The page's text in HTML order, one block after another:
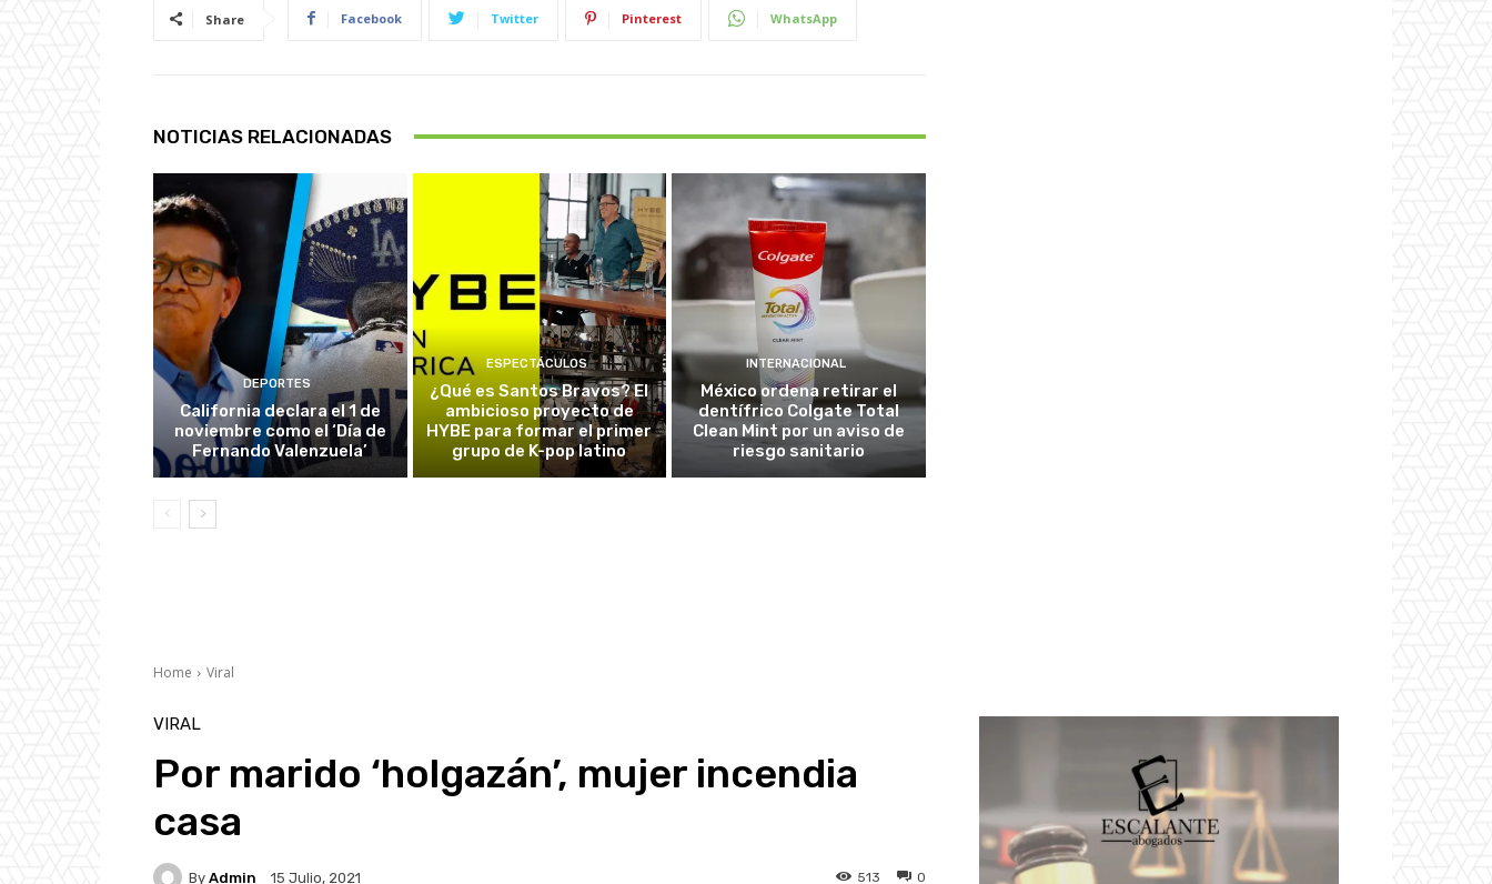
Share Facebook Twitter Pinterest WhatsApp
NOTICIAS RELACIONADAS
DEPORTES
California declara el 1 de
noviembre como el ‘Día de
Fernando Valenzuela’
ESPECTÁCULOS
¿Qué es Santos Bravos? El
ambicioso proyecto de
HYBE para formar el primer
grupo de K-pop latino
INTERNACIONAL
México ordena retirar el
dentífrico Colgate Total
Clean Mint por un aviso de
riesgo sanitario